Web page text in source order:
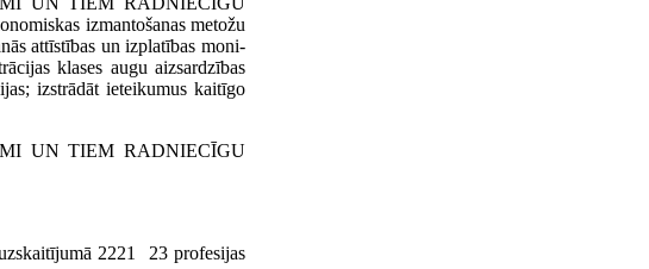
izmantošanas metožu
attīstības un izplatības moni­
klases augu aizsardzības
izstrādāt ieteikumus kaitīgo
UN TIEM RADNIE­CĪGU
2221 23 pro­fesijas